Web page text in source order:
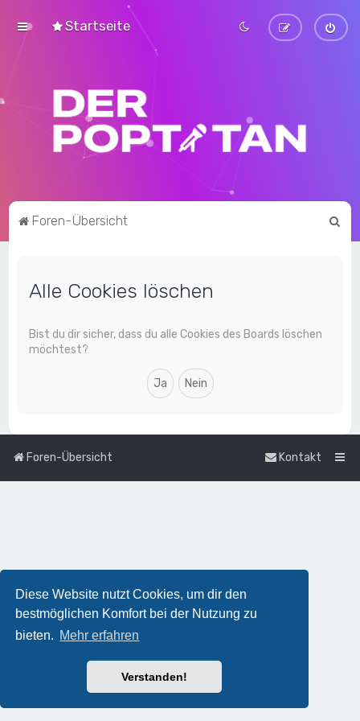
Diese Website nutzt Cookies, um dir den
bestmöglichen Komfort bei der Nutzung zu
bieten. Mehr erfahren
Verstanden!
Startseite
Foren-Übersicht
Alle Cookies löschen
Bist du dir sicher, dass du alle Cookies des Boards löschen
möchtest?
Foren-Übersicht Kontakt